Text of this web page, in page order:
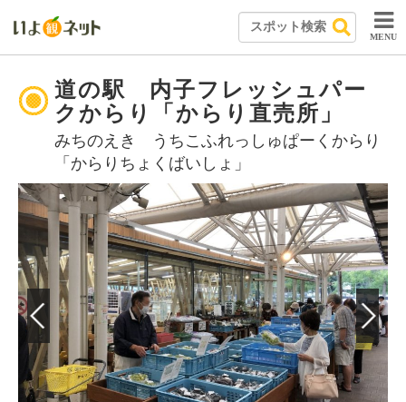
MENU
道の駅 内子フレッシュパー
クからり「からり直売所」
みちのえき うちこふれっしゅぱーくからり
「からりちょくばいしょ」